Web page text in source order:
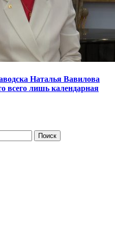
Наталья Вавилова
всего лишь календарная